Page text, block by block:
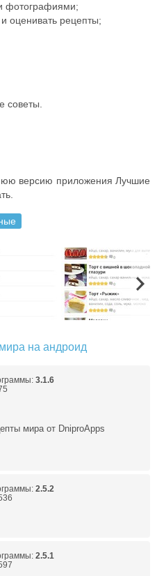
фотографиями;
оценивать рецепты;
советы.
версию приложения Лучшие
на андроид
3.1.6
мира от DniproApps
2.5.2
2.5.1